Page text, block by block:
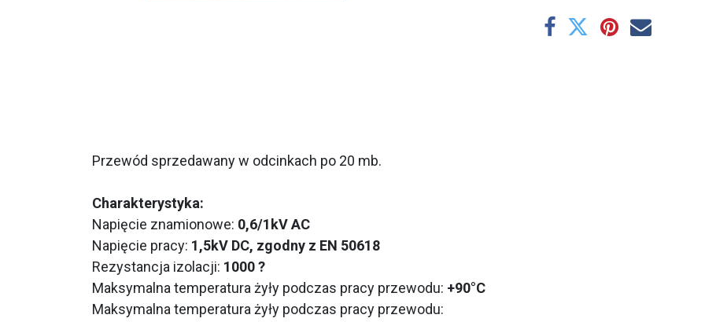
Przewód sprzedawany w odcinkach po 20 mb.
Charakterystyka:
Napięcie znamionowe: 0,6/1kV AC
Napięcie pracy: 1,5kV DC, zgodny z EN 50618
Rezystancja izolacji: 1000 ?
Maksymalna temperatura żyły podczas pracy przewodu: +90°C
Maksymalna temperatura żyły podczas pracy przewodu: